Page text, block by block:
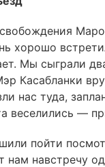
хорошо
Мы сыграли
Касабланки
нас туда,
веселились —
пойти
нам навстречу